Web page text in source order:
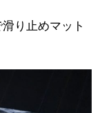
り止めマット